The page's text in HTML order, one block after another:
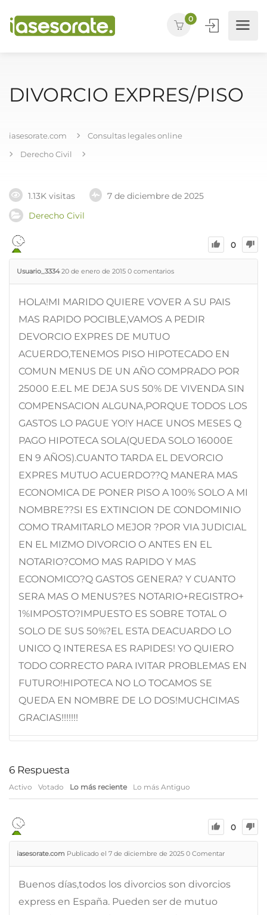
0
DIVORCIO EXPRES/PISO
iasesorate.com
Consultas legales online
Derecho Civil
1.13K visitas
7 de diciembre de 2025
Derecho Civil
0
Usuario_3334 20 de enero de 2015 0 comentarios
HOLA!MI MARIDO QUIERE VOVER A SU PAIS
MAS RAPIDO POCIBLE,VAMOS A PEDIR
DEVORCIO EXPRES DE MUTUO
ACUERDO,TENEMOS PISO HIPOTECADO EN
COMUN MENUS DE UN AÑO COMPRADO POR
25000 E.EL ME DEJA SUS 50% DE VIVENDA SIN
COMPENSACION ALGUNA,PORQUE TODOS LOS
GASTOS LO PAGUE YO!Y HACE UNOS MESES Q
PAGO HIPOTECA SOLA(QUEDA SOLO 16000E
EN 9 AÑOS).CUANTO TARDA EL DEVORCIO
EXPRES MUTUO ACUERDO??Q MANERA MAS
ECONOMICA DE PONER PISO A 100% SOLO A MI
NOMBRE??SI ES EXTINCION DE CONDOMINIO
COMO TRAMITARLO MEJOR ?POR VIA JUDICIAL
EN EL MIZMO DIVORCIO O ANTES EN EL
NOTARIO?COMO MAS RAPIDO Y MAS
ECONOMICO?Q GASTOS GENERA? Y CUANTO
SERA MAS O MENUS?ES NOTARIO+REGISTRO+
1%IMPOSTO?IMPUESTO ES SOBRE TOTAL O
SOLO DE SUS 50%?EL ESTA DEACUARDO LO
UNICO Q INTERESA ES RAPIDES! YO QUIERO
TODO CORRECTO PARA IVITAR PROBLEMAS EN
FUTURO!HIPOTECA NO LO TOCAMOS SE
QUEDA EN NOMBRE DE LO DOS!MUCHCIMAS
GRACIAS!!!!!!!
6 Respuesta
Activo Votado Lo más reciente Lo más Antiguo
0
iasesorate.com Publicado el 7 de diciembre de 2025 0 Comentar
Buenos días,todos los divorcios son divorcios
express en España. Pueden ser de mutuo